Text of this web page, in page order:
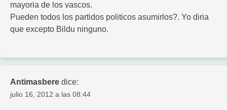
mayoria de los vascos.
Pueden todos los partidos politicos asumirlos?. Yo diria
que excepto Bildu ninguno.
Antimasbere dice:
julio 16, 2012 a las 08:44